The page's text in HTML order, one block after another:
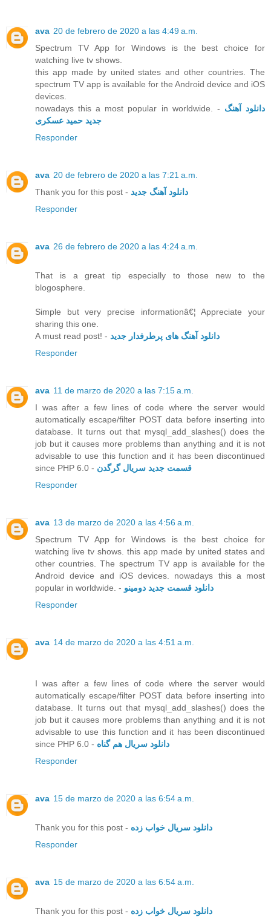
ava 20 de febrero de 2020 a las 4:49 a.m.
Spectrum TV App for Windows is the best choice for
watching live tv shows.
this app made by united states and other countries. The
spectrum TV app is available for the Android device and iOS
devices.
nowadays this a most popular in worldwide. - دانلود آهنگ
جدید حمید عسکری
Responder
ava 20 de febrero de 2020 a las 7:21 a.m.
Thank you for this post - دانلود آهنگ جدید
Responder
ava 26 de febrero de 2020 a las 4:24 a.m.
That is a great tip especially to those new to the
blogosphere.
Simple but very precise informationâ€¦ Appreciate your
sharing this one.
A must read post! - دانلود آهنگ های پرطرفدار جدید
Responder
ava 11 de marzo de 2020 a las 7:15 a.m.
I was after a few lines of code where the server would
automatically escape/filter POST data before inserting into
database. It turns out that mysql_add_slashes() does the
job but it causes more problems than anything and it is not
advisable to use this function and it has been discontinued
since PHP 6.0 - قسمت جدید سریال گرگدن
Responder
ava 13 de marzo de 2020 a las 4:56 a.m.
Spectrum TV App for Windows is the best choice for
watching live tv shows. this app made by united states and
other countries. The spectrum TV app is available for the
Android device and iOS devices. nowadays this a most
popular in worldwide. - دانلود قسمت جدید دومینو
Responder
ava 14 de marzo de 2020 a las 4:51 a.m.
I was after a few lines of code where the server would
automatically escape/filter POST data before inserting into
database. It turns out that mysql_add_slashes() does the
job but it causes more problems than anything and it is not
advisable to use this function and it has been discontinued
since PHP 6.0 - دانلود سریال هم گناه
Responder
ava 15 de marzo de 2020 a las 6:54 a.m.
Thank you for this post - دانلود سریال خواب زده
Responder
ava 15 de marzo de 2020 a las 6:54 a.m.
Thank you for this post - دانلود سریال خواب زده